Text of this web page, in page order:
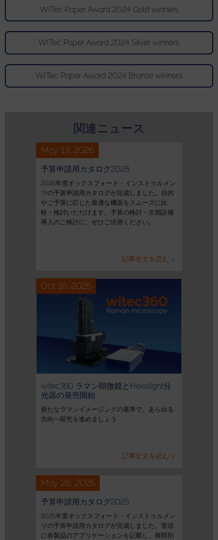
WITec Paper Award 2024 Gold winners
WITec Paper Award 2024 Silver winners
WITec Paper Award 2024 Bronze winners
関連ニュース
May 13, 2026
予算申請用カタログ2026
2026年度オックスフォード・インストゥルメン
ツの予算申請用カタログが完成しました。目的
やご予算に応じた最適な機器をスムーズに比
較・検討いただけます。予算の検討・次期設備
導入のご検討に、ぜひご活用ください。
記事全文を読む >
Oct 16, 2025
witec360 ラマン顕微鏡とHexalight分
光器の発売開始
新たなラマンイメージングの基準で、あらゆる
方向へ研究を進めましょう
記事全文を読む >
May 26, 2025
予算申請用カタログ2025
2025年度オックスフォード・インストゥルメン
ツの予算申請用カタログが完成しました。冒頭
に各製品のアプリケーションを記載し、種類別